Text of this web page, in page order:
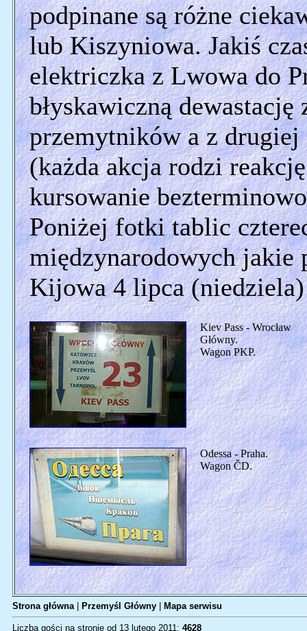
podpinane są różne
lub Kiszyniowa. Jakiś
elektriczka z Lwowa do
błyskawiczną
przemytników a z drugiej
(każda akcja rodzi
kursowanie
Poniżej fotki tablic
międzynarodowych jakie
Kijowa 4 lipca
Kiev Pass - Wrocław
Główny.
Wagon PKP.
Odessa - Praha.
Wagon ČD.
Strona główna| Przemyśl Główny Mapa serwisu
Liczba gości na stronie od 13 lutego 2011: 4628